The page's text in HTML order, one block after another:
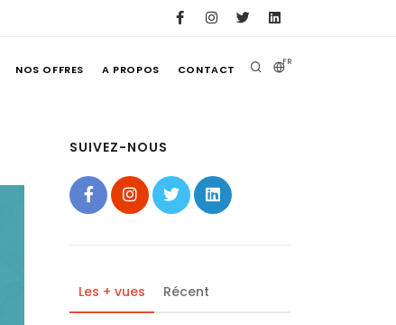
FR
NOS OFFRES A PROPOS CONTACT
SUIVEZ-NOUS
Les + vues Récent